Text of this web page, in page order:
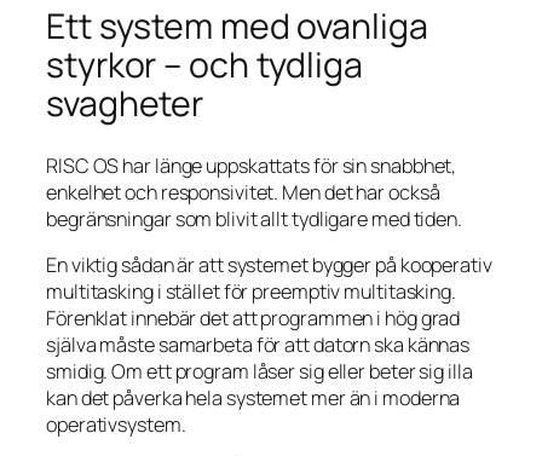
Ett system med ovanliga
styrkor – och tydliga
svagheter
RISC OS har länge uppskattats för sin snabbhet,
enkelhet och responsivitet. Men det har också
begränsningar som blivit allt tydligare med tiden.
En viktig sådan är att systemet bygger på kooperativ
multitasking i stället för preemptiv multitasking.
Förenklat innebär det att programmen i hög grad
själva måste samarbeta för att datorn ska kännas
smidig. Om ett program låser sig eller beter sig illa
kan det påverka hela systemet mer än i moderna
operativsystem.